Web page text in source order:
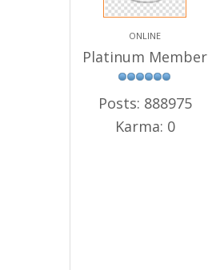
ONLINE
Platinum Member
Posts: 888975
Karma: 0